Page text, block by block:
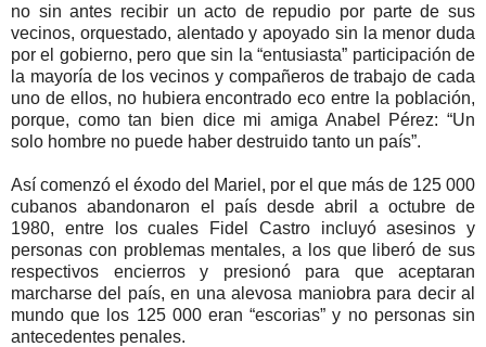
no sin antes recibir un acto de repudio por parte de sus
vecinos, orquestado, alentado y apoyado sin la menor duda
por el gobierno, pero que sin la “entusiasta” participación de
la mayoría de los vecinos y compañeros de trabajo de cada
uno de ellos, no hubiera encontrado eco entre la población,
porque, como tan bien dice mi amiga Anabel Pérez: “Un
solo hombre no puede haber destruido tanto un país”.
Así comenzó el éxodo del Mariel, por el que más de 125 000
cubanos abandonaron el país desde abril a octubre de
1980, entre los cuales Fidel Castro incluyó asesinos y
personas con problemas mentales, a los que liberó de sus
respectivos encierros y presionó para que aceptaran
marcharse del país, en una alevosa maniobra para decir al
mundo que los 125 000 eran “escorias” y no personas sin
antecedentes penales.